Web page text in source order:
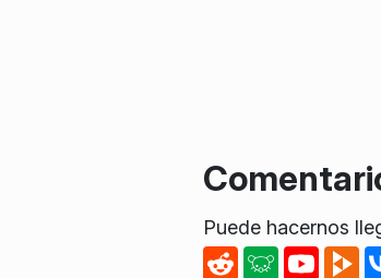
Puede hacernos